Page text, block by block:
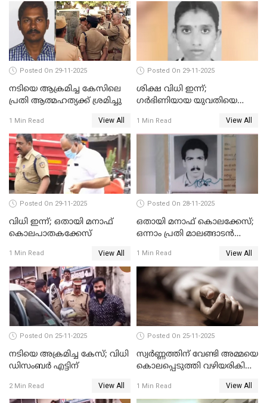
Posted On 29-11-2025
നടിയെ ആക്രമിച്ച കേസിലെ
പ്രതി ആത്മഹത്യക്ക് ശ്രമിച്ചു
1 Min Read View All
Posted On 29-11-2025
ശിക്ഷ വിധി ഇന്ന്;
ഗർഭിണിയായ യുവതിയെ
കേസ്
1 Min Read View All
Posted On 29-11-2025
വിധി ഇന്ന്; ഒതായി മനാഫ്
കൊലപാതകക്കേസ്
1 Min Read View All
Posted On 28-11-2025
ഒതായി മനാഫ് കൊലക്കേസ്;
ഒന്നാം പ്രതി മാലങ്ങാടന്‍
1 Min Read View All
Posted On 25-11-2025
നടിയെ അക്രമിച്ച കേസ്; വിധി
ഡിസംബര്‍ എട്ടിന്
2 Min Read View All
Posted On 25-11-2025
സ്വർണ്ണത്തിന് വേണ്ടി അമ്മയെ
കൊലപ്പെടുത്തി വഴിയരികിൽ
പിടിയിൽ
1 Min Read View All